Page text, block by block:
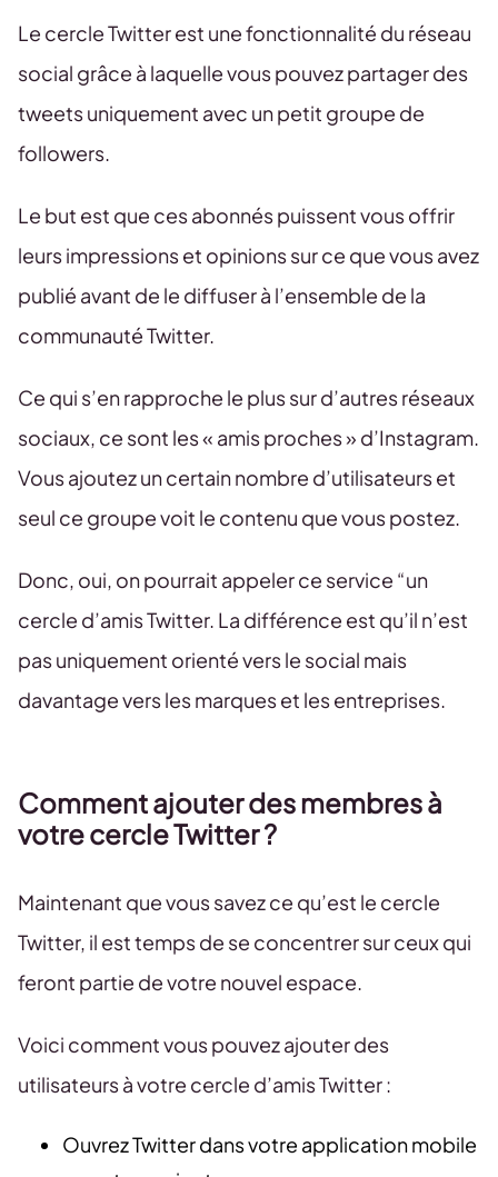
Le cercle Twitter est une fonctionnalité du réseau
social grâce à laquelle vous pouvez partager des
tweets uniquement avec un petit groupe de
followers.
Le but est que ces abonnés puissent vous offrir
leurs impressions et opinions sur ce que vous avez
publié avant de le diffuser à l’ensemble de la
communauté Twitter.
Ce qui s’en rapproche le plus sur d’autres réseaux
sociaux, ce sont les « amis proches » d’Instagram.
Vous ajoutez un certain nombre d’utilisateurs et
seul ce groupe voit le contenu que vous postez.
Donc, oui, on pourrait appeler ce service “un
cercle d’amis Twitter. La différence est qu’il n’est
pas uniquement orienté vers le social mais
davantage vers les marques et les entreprises.
Comment ajouter des membres à
votre cercle Twitter ?
Maintenant que vous savez ce qu’est le cercle
Twitter, il est temps de se concentrer sur ceux qui
feront partie de votre nouvel espace.
Voici comment vous pouvez ajouter des
utilisateurs à votre cercle d’amis Twitter :
Ouvrez Twitter dans votre application mobile